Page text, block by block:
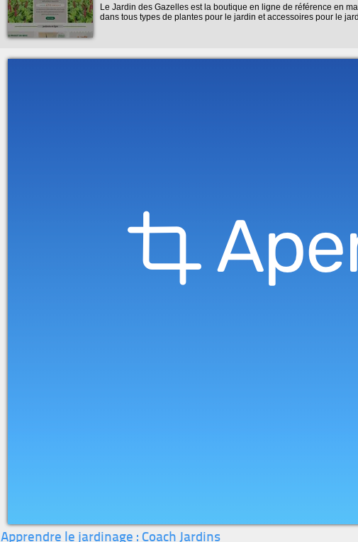
Le Jardin des Gazelles est la boutique en ligne de référence en
dans tous types de plantes pour le jardin et accessoires pour le
Apprendre le jardinage : Coach Jardins